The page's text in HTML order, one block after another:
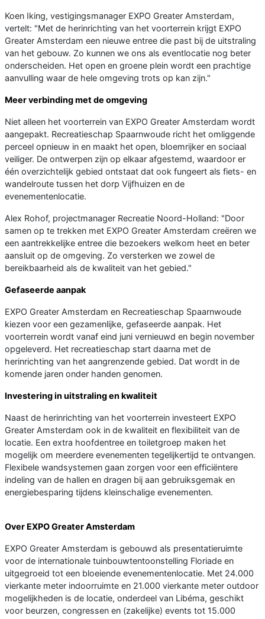
Koen Iking, vestigingsmanager EXPO Greater Amsterdam,
vertelt: "Met de herinrichting van het voorterrein krijgt EXPO
Greater Amsterdam een nieuwe entree die past bij de uitstraling
van het gebouw. Zo kunnen we ons als eventlocatie nog beter
onderscheiden. Het open en groene plein wordt een prachtige
aanvulling waar de hele omgeving trots op kan zijn."
Meer verbinding met de omgeving
Niet alleen het voorterrein van EXPO Greater Amsterdam wordt
aangepakt. Recreatieschap Spaarnwoude richt het omliggende
perceel opnieuw in en maakt het open, bloemrijker en sociaal
veiliger. De ontwerpen zijn op elkaar afgestemd, waardoor er
één overzichtelijk gebied ontstaat dat ook fungeert als fiets- en
wandelroute tussen het dorp Vijfhuizen en de
evenementenlocatie.
Alex Rohof, projectmanager Recreatie Noord-Holland: "Door
samen op te trekken met EXPO Greater Amsterdam creëren we
een aantrekkelijke entree die bezoekers welkom heet en beter
aansluit op de omgeving. Zo versterken we zowel de
bereikbaarheid als de kwaliteit van het gebied."
Gefaseerde aanpak
EXPO Greater Amsterdam en Recreatieschap Spaarnwoude
kiezen voor een gezamenlijke, gefaseerde aanpak. Het
voorterrein wordt vanaf eind juni vernieuwd en begin november
opgeleverd. Het recreatieschap start daarna met de
herinrichting van het aangrenzende gebied. Dat wordt in de
komende jaren onder handen genomen.
Investering in uitstraling en kwaliteit
Naast de herinrichting van het voorterrein investeert EXPO
Greater Amsterdam ook in de kwaliteit en flexibiliteit van de
locatie. Een extra hoofdentree en toiletgroep maken het
mogelijk om meerdere evenementen tegelijkertijd te ontvangen.
Flexibele wandsystemen gaan zorgen voor een efficiëntere
indeling van de hallen en dragen bij aan gebruiksgemak en
energiebesparing tijdens kleinschalige evenementen.
Over EXPO Greater Amsterdam
EXPO Greater Amsterdam is gebouwd als presentatieruimte
voor de internationale tuinbouwtentoonstelling Floriade en
uitgegroeid tot een bloeiende evenementenlocatie. Met 24.000
vierkante meter indoorruimte en 21.000 vierkante meter outdoor
mogelijkheden is de locatie, onderdeel van Libéma, geschikt
voor beurzen, congressen en (zakelijke) events tot 15.000